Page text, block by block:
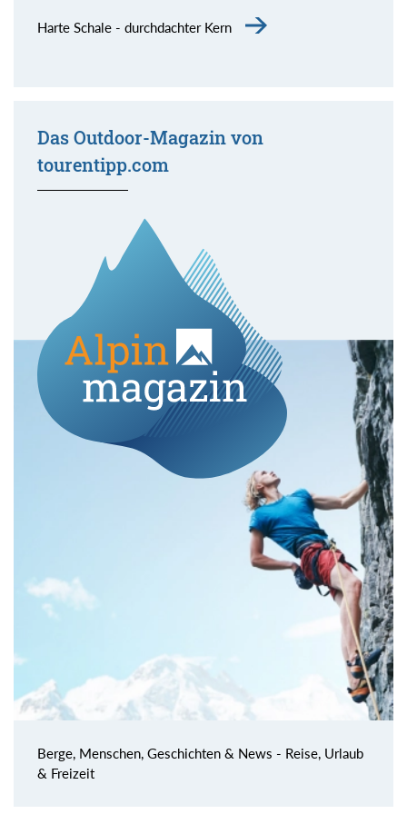
Harte Schale - durchdachter Kern
Das Outdoor-Magazin von
tourentipp.com
Berge, Menschen, Geschichten & News - Reise, Urlaub
& Freizeit